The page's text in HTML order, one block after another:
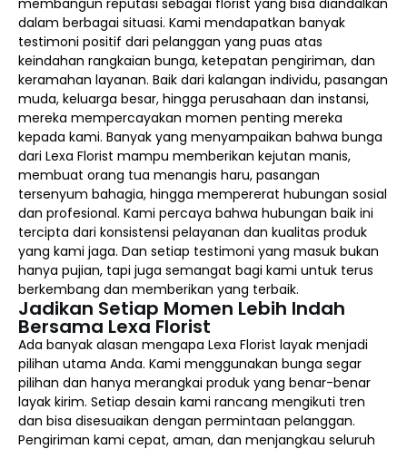
membangun reputasi sebagai florist yang bisa diandalkan
dalam berbagai situasi. Kami mendapatkan banyak
testimoni positif dari pelanggan yang puas atas
keindahan rangkaian bunga, ketepatan pengiriman, dan
keramahan layanan. Baik dari kalangan individu, pasangan
muda, keluarga besar, hingga perusahaan dan instansi,
mereka mempercayakan momen penting mereka
kepada kami. Banyak yang menyampaikan bahwa bunga
dari Lexa Florist mampu memberikan kejutan manis,
membuat orang tua menangis haru, pasangan
tersenyum bahagia, hingga mempererat hubungan sosial
dan profesional. Kami percaya bahwa hubungan baik ini
tercipta dari konsistensi pelayanan dan kualitas produk
yang kami jaga. Dan setiap testimoni yang masuk bukan
hanya pujian, tapi juga semangat bagi kami untuk terus
berkembang dan memberikan yang terbaik.
Jadikan Setiap Momen Lebih Indah
Bersama Lexa Florist
Ada banyak alasan mengapa Lexa Florist layak menjadi
pilihan utama Anda. Kami menggunakan bunga segar
pilihan dan hanya merangkai produk yang benar-benar
layak kirim. Setiap desain kami rancang mengikuti tren
dan bisa disesuaikan dengan permintaan pelanggan.
Pengiriman kami cepat, aman, dan menjangkau seluruh